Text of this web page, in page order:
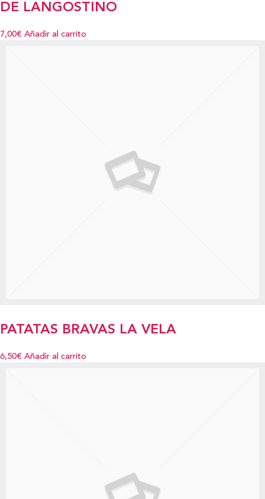
DE LANGOSTINO
7,00€ Añadir al carrito
PATATAS BRAVAS LA VELA
6,50€ Añadir al carrito